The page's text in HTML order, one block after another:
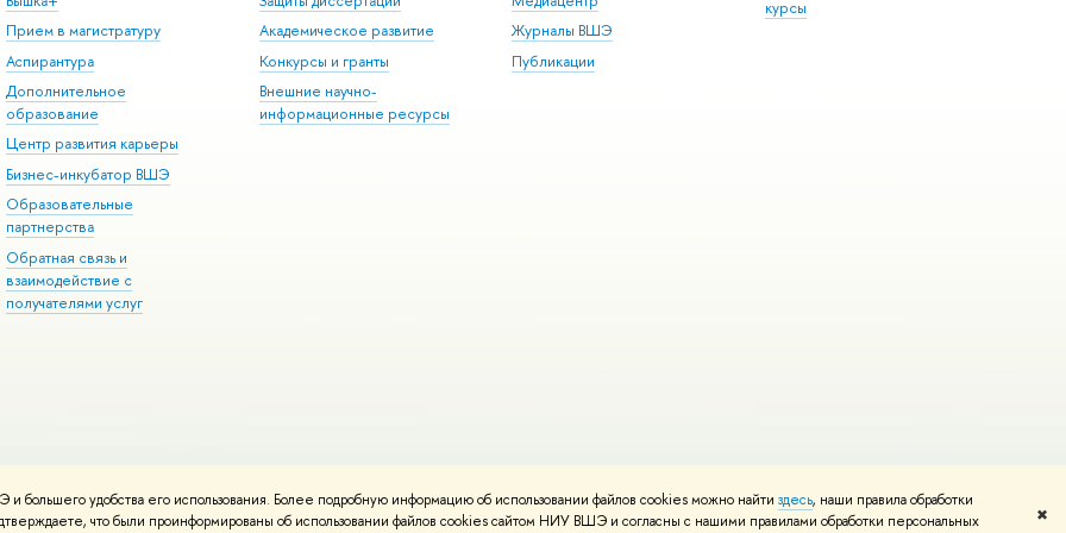
удобства его использования. Более подробную информацию об использовании файлов cookies можно найти здесь, наши правила обработки
что были проинформированы об использовании файлов cookies сайтом НИУ ВШЭ и согласны с нашими правилами обработки персональных ✖
Прием в магистратуру
Аспирантура
Дополнительное
образование
Центр развития карьеры
Бизнес-инкубатор ВШЭ
Образовательные
партнерства
Обратная связь и
взаимодействие с
получателями услуг
Академическое развитие
Конкурсы и гранты
Внешние научно-
информационные ресурсы
Журналы ВШЭ
Публикации
курсы
Редактору
Условия использования материалов Политика конфиденциальности Карта сайта
вШколе дизайна НИУ ВШЭ